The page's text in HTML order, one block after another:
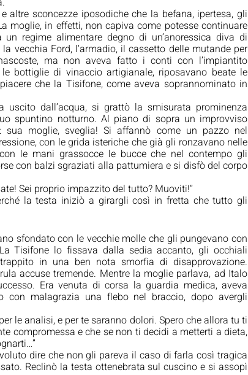
sconcezze iposodiche che la befana, ipertesa, gli
moglie, in effetti, non capiva come potesse continuare
regime alimentare degno di un’anoressica diva di
vecchia Ford, l’armadio, il cassetto delle mutande per
ma non aveva fatto i conti con l’impiantito
bottiglie di vinaccio artigianale, riposavano beate le
che la Tisifone, come aveva soprannominato in
dall’acqua, si grattò la smisurata prominenza
spuntino notturno. Al piano di sopra un improvviso
sua moglie, sveglia! Si affannò come un pazzo nel
con le grida isteriche che già gli ronzavano nelle
le mani grassocce le bucce che nel contempo gli
con balzi sgraziati alla pattumiera e si disfò del corpo
Sei proprio impazzito del tutto? Muoviti!”
la testa iniziò a girargli così in fretta che tutto gli
sfondato con le vecchie molle che gli pungevano con
Tisifone lo fissava dalla sedia accanto, gli occhiali
in una ben nota smorfia di disapprovazione.
accuse tremende. Mentre la moglie parlava, ad Italo
Era venuta di corsa la guardia medica, aveva
malagrazia una flebo nel braccio, dopo avergli
le analisi, e per te saranno dolori. Spero che allora tu ti
compromessa e che se non ti decidi a metterti a dieta,
dire che non gli pareva il caso di farla così tragica
Reclinò la testa ottenebrata sul cuscino e si assopì